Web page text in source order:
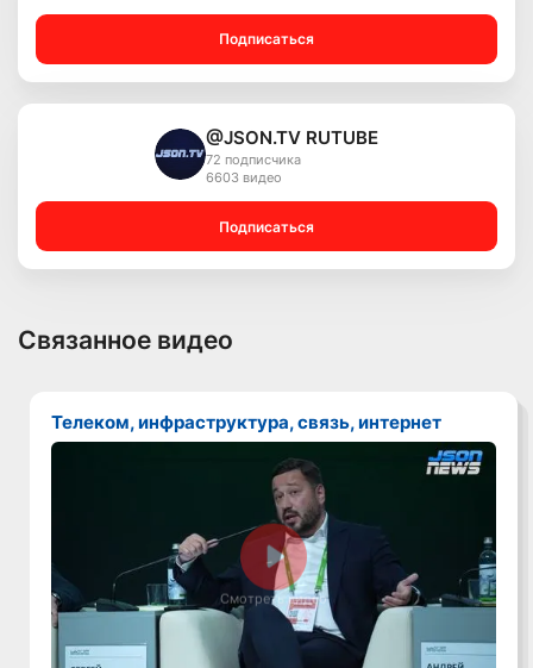
Подписаться
@JSON.TV RUTUBE
72 подписчика
6603 видео
Подписаться
Связанное видео
Телеком, инфраструктура, связь, интернет
Смотреть видео